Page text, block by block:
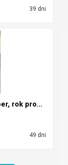
39 dni
Syndyk sprzeda samochód mini cooper, rok prod. 200...
49 dni